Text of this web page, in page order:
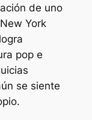
de uno
York
pop e
se siente